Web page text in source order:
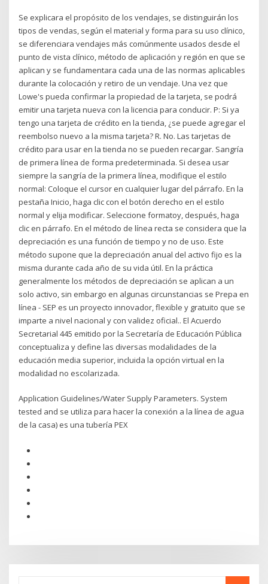
Se explicara el propósito de los vendajes, se distinguirán los
tipos de vendas, según el material y forma para su uso clínico,
se diferenciara vendajes más comúnmente usados desde el
punto de vista clínico, método de aplicación y región en que se
aplican y se fundamentara cada una de las normas aplicables
durante la colocación y retiro de un vendaje. Una vez que
Lowe's pueda confirmar la propiedad de la tarjeta, se podrá
emitir una tarjeta nueva con la licencia para conducir. P: Si ya
tengo una tarjeta de crédito en la tienda, ¿se puede agregar el
reembolso nuevo a la misma tarjeta? R. No. Las tarjetas de
crédito para usar en la tienda no se pueden recargar. Sangría
de primera línea de forma predeterminada. Si desea usar
siempre la sangría de la primera línea, modifique el estilo
normal: Coloque el cursor en cualquier lugar del párrafo. En la
pestaña Inicio, haga clic con el botón derecho en el estilo
normal y elija modificar. Seleccione formatoy, después, haga
clic en párrafo. En el método de línea recta se considera que la
depreciación es una función de tiempo y no de uso. Este
método supone que la depreciación anual del activo fijo es la
misma durante cada año de su vida útil. En la práctica
generalmente los métodos de depreciación se aplican a un
solo activo, sin embargo en algunas circunstancias se Prepa en
línea - SEP es un proyecto innovador, flexible y gratuito que se
imparte a nivel nacional y con validez oficial.. El Acuerdo
Secretarial 445 emitido por la Secretaría de Educación Pública
conceptualiza y define las diversas modalidades de la
educación media superior, incluida la opción virtual en la
modalidad no escolarizada.
Application Guidelines/Water Supply Parameters. System
tested and se utiliza para hacer la conexión a la línea de agua
de la casa) es una tubería PEX